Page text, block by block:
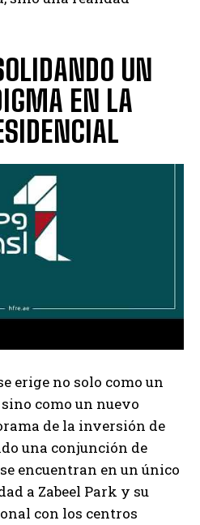
UN
EN LA
erige no solo como un
como un nuevo
de la inversión de
una conjunción de
encuentran en un único
a Zabeel Park y su
con los centros